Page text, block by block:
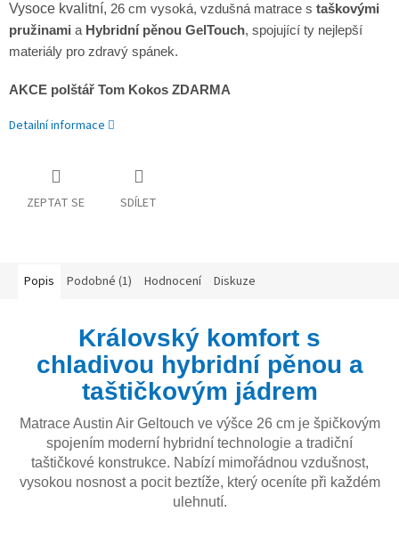
Vysoce kvalitní, 26 cm vysoká, vzdušná matrace s taškovými
pružinami a Hybridní pěnou GelTouch, spojující ty nejlepší
materiály pro zdravý spánek.
AKCE polštář Tom Kokos ZDARMA
Detailní informace
ZEPTAT SE SDÍLET
Popis Podobné (1) Hodnocení Diskuze
Královský komfort s
chladivou hybridní pěnou a
taštičkovým jádrem
Matrace Austin Air Geltouch ve výšce 26 cm je špičkovým
spojením moderní hybridní technologie a tradiční
taštičkové konstrukce. Nabízí mimořádnou vzdušnost,
vysokou nosnost a pocit beztíže, který oceníte při každém
ulehnutí.